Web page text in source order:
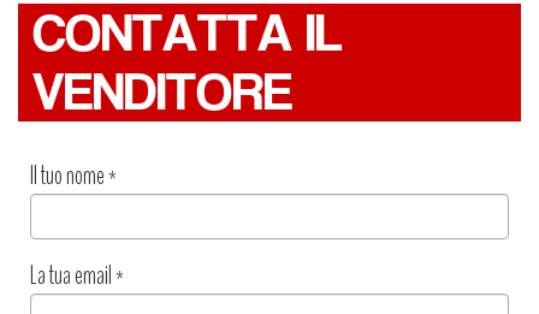
CONTATTA IL
VENDITORE
Il tuo nome*
La tua email*